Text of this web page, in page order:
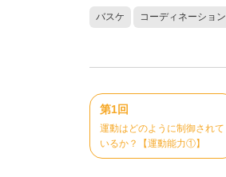
バスケ コーディネーション
第1回
運動はどのように制御されて
いるか？【運動能力①】